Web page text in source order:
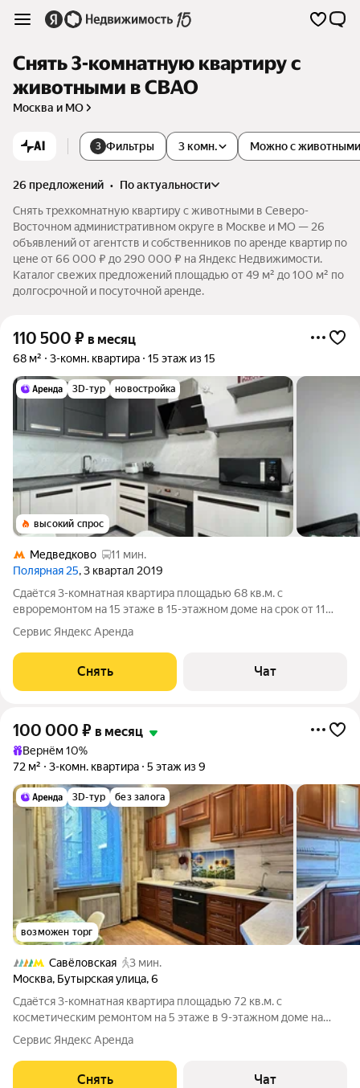
Снять 3-комнатную квартиру с
животными в СВАО
Москва и МО
AI 3 Фильтры 3 комн. Можно с животными
26 предложений •
по актуальности
Снять трехкомнатную квартиру с животными в Северо-
Восточном административном округе в Москве и МО — 26
объявлений от агентств и собственников по аренде квартир по
цене от 66 000 ₽ до 290 000 ₽ на Яндекс Недвижимости.
Каталог свежих предложений площадью от 49 м² до 100 м² по
долгосрочной и посуточной аренде.
110 500 ₽ в месяц
68 м² 3-комн. квартира 15 этаж из 15
3D-тур новостройка
высокий спрос
Медведково
11 мин.
Полярная 25, 3 квартал 2019
Сдаётся 3-комнатная квартира площадью 68 кв.м. с
евроремонтом на 15 этаже в 15-этажном доме на срок от 11
месяцев. Из техники есть: Телевизор Духовой шкаф
Стиральная машина Холодильник Посудомоечная машина
Кондиционер Микроволновка Пылесос
Сервис Яндекс Аренда
Снять Чат
100 000 ₽ в месяц
Вернём 10%
72 м²
3-комн. квартира 5 этаж из 9
3D-тур без залога
возможен торг
Савёловская
3 мин.
Москва, Бутырская улица,6
Сдаётся 3-комнатная квартира площадью 72 кв.м. с
косметическим ремонтом на 5 этаже в 9-этажном доме на
срок от 11 месяцев. Из техники есть: Телевизор Духовой шкаф
Стиральная машина Холодильник Посудомоечная машина
Кондиционер Бойлер Пылесос
Сервис Яндекс Аренда
Снять Чат